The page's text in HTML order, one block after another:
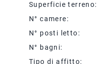
Superficie terreno:
N° camere:
N° posti letto:
N° bagni:
Tipo di affitto: